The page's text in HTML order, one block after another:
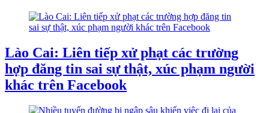
Lào Cai: Liên tiếp xử phạt các trường
hợp đăng tin sai sự thật, xúc phạm người
khác trên Facebook